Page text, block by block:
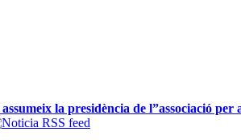
la presidència de l”associació per